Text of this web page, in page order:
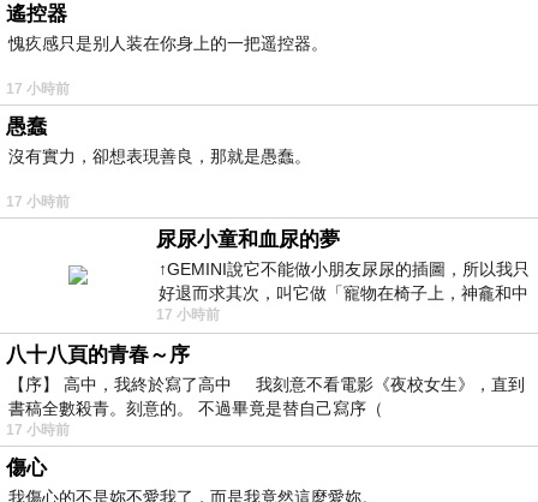
遙控器
愧疚感只是别人装在你身上的一把遥控器。
17 小時前
愚蠢
沒有實力，卻想表現善良，那就是愚蠢。
17 小時前
尿尿小童和血尿的夢
↑GEMINI說它不能做小朋友尿尿的插圖，所以我只
好退而求其次，叫它做「寵物在椅子上，神龕和中
年人臉孔」的畫了。 六月底
17 小時前
八十八頁的青春～序
【序】 高中，我終於寫了高中 我刻意不看電影《夜校女生》，直到
書稿全數殺青。刻意的。 不過畢竟是替自己寫序（
17 小時前
傷心
我傷心的不是妳不愛我了，而是我竟然這麼愛妳。